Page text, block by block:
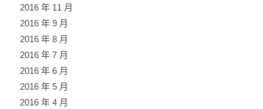
2016 年 11 月
2016 年 9 月
2016 年 8 月
2016 年 7 月
2016 年 6 月
2016 年 5 月
2016 年 4 月